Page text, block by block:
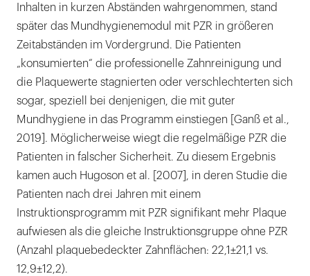
Inhalten in kurzen Abständen wahrgenommen, stand
später das Mundhygienemodul mit PZR in größeren
Zeitabständen im Vordergrund. Die Patienten
„konsumierten“ die professionelle Zahnreinigung und
die Plaquewerte stagnierten oder verschlechterten sich
sogar, speziell bei denjenigen, die mit guter
Mundhygiene in das Programm einstiegen [Ganß et al.,
2019]. Möglicherweise wiegt die regelmäßige PZR die
Patienten in falscher Sicherheit. Zu diesem Ergebnis
kamen auch Hugoson et al. [2007], in deren Studie die
Patienten nach drei Jahren mit einem
Instruktionsprogramm mit PZR signifikant mehr Plaque
aufwiesen als die gleiche Instruktionsgruppe ohne PZR
(Anzahl plaquebedeckter Zahnflächen: 22,1±21,1 vs.
12,9±12,2).